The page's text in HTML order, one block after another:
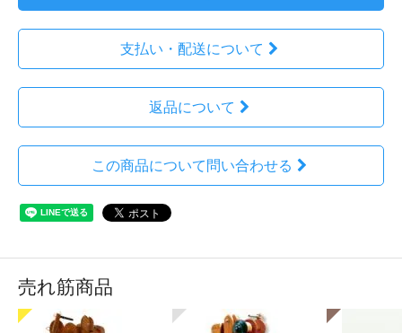
支払い・配送について
返品について
この商品について問い合わせる
売れ筋商品